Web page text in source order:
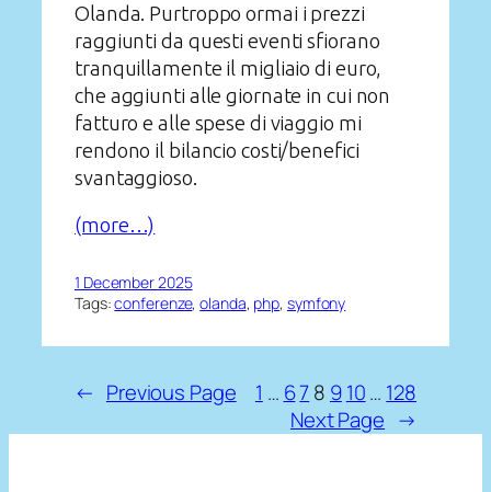
Olanda. Purtroppo ormai i prezzi
raggiunti da questi eventi sfiorano
tranquillamente il migliaio di euro,
che aggiunti alle giornate in cui non
fatturo e alle spese di viaggio mi
rendono il bilancio costi/benefici
svantaggioso.
(more…)
1 December 2025
Tags:conferenze, olanda, php, symfony
← Previous Page 1 … 678 910… 128
Next Page →